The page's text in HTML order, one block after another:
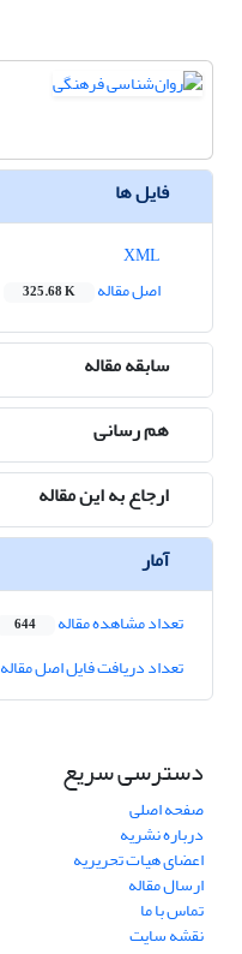
فایل ها
اصل مقاله
325.68 K
سابقه مقاله
هم رسانی
ارجاع به این مقاله
آمار
تعداد مشاهده مقاله 644
تعداد دریافت فایل اصل مقاله
دسترسی سریع
صفحه اصلی
درباره نشریه
اعضای هیات تحریریه
ارسال مقاله
تماس با ما
نقشه سایت